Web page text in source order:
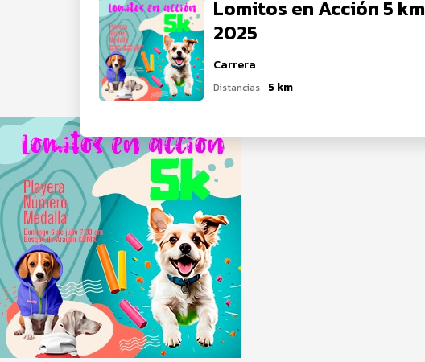
Lomitos en Acción 5 km
2025
Carrera
Distancias 5 km